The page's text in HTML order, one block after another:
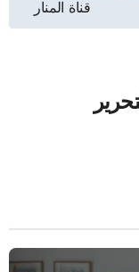
قناة المنار